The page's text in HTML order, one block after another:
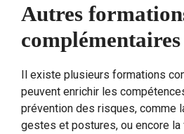
Autres
complémentaires
Il existe plusieurs formations
peuvent enrichir les
prévention des risques, comme
gestes et postures, ou encore